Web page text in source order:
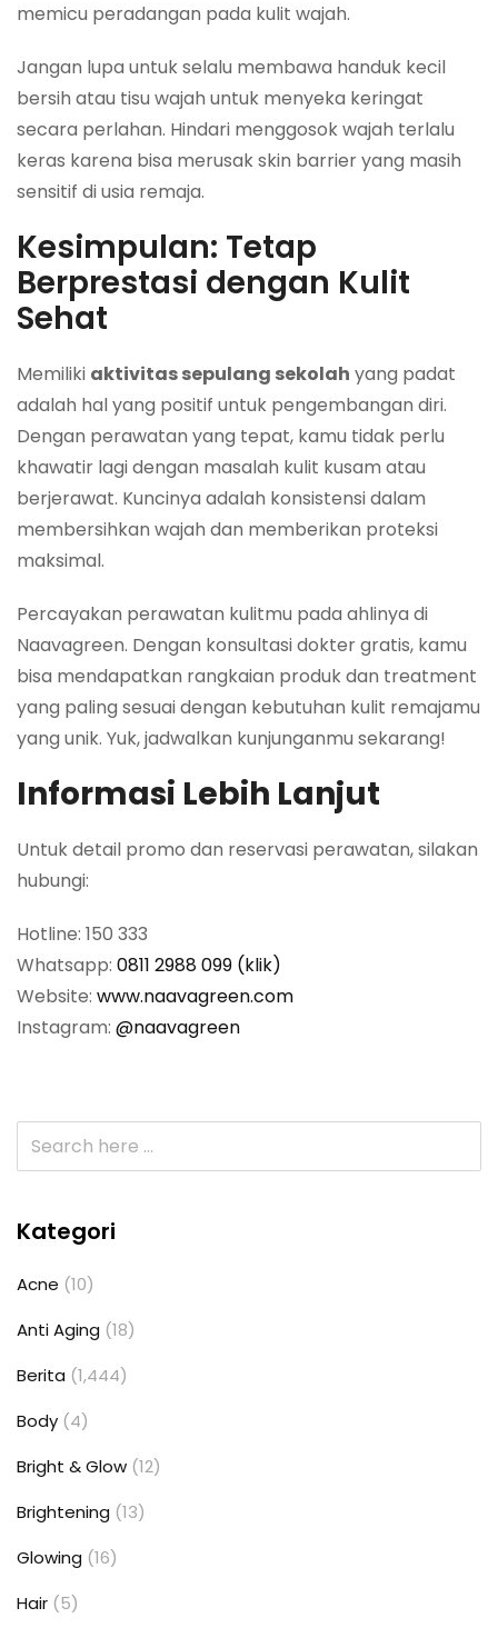
memicu peradangan pada kulit wajah.
Jangan lupa untuk selalu membawa handuk kecil
bersih atau tisu wajah untuk menyeka keringat
secara perlahan. Hindari menggosok wajah terlalu
keras karena bisa merusak skin barrier yang masih
sensitif di usia remaja.
Kesimpulan: Tetap
Berprestasi dengan Kulit
Sehat
Memiliki aktivitas sepulang sekolah yang padat
adalah hal yang positif untuk pengembangan diri.
Dengan perawatan yang tepat, kamu tidak perlu
khawatir lagi dengan masalah kulit kusam atau
berjerawat. Kuncinya adalah konsistensi dalam
membersihkan wajah dan memberikan proteksi
maksimal.
Percayakan perawatan kulitmu pada ahlinya di
Naavagreen. Dengan konsultasi dokter gratis, kamu
bisa mendapatkan rangkaian produk dan treatment
yang paling sesuai dengan kebutuhan kulit remajamu
yang unik. Yuk, jadwalkan kunjunganmu sekarang!
Informasi Lebih Lanjut
Untuk detail promo dan reservasi perawatan, silakan
hubungi:
Hotline: 150 333
Whatsapp: 0811 2988 099 (klik)
Website: www.naavagreen.com
Instagram: @naavagreen
Kategori
Acne (10)
Anti Aging (18)
Berita (1,444)
Body (4)
Bright & Glow (12)
Brightening (13)
Glowing (16)
Hair (5)